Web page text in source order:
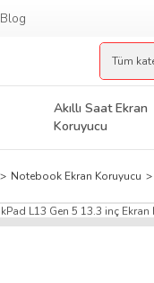
Blog
Akıllı Saat Ekran
Koruyucu
Notebook Ekran Koruyucu